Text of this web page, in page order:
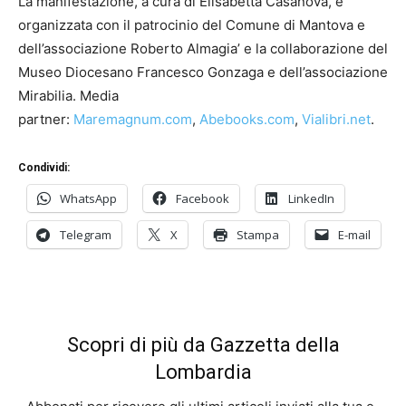
organizzata con il patrocinio del Comune di Mantova e
dell’associazione Roberto Almagia’ e la collaborazione del
Museo Diocesano Francesco Gonzaga e dell’associazione
Mirabilia. Media
partner: Maremagnum.com, Abebooks.com, Vialibri.net.
Condividi:
WhatsApp Facebook LinkedIn
Telegram X Stampa E-mail
Scopri di più da Gazzetta della
Lombardia